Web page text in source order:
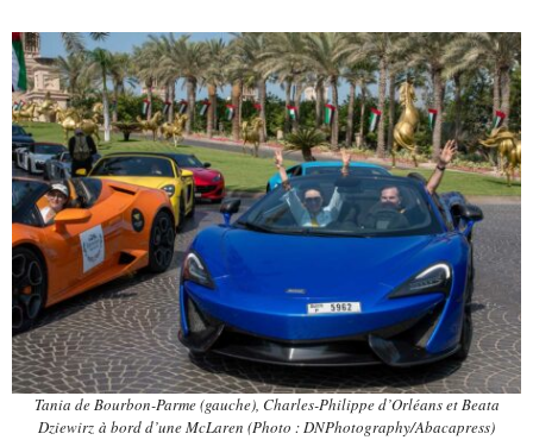
Tania de Bourbon-Parme (gauche), Charles-Philippe d’Orléans et Beata
Dziewirz à bord d’une McLaren (Photo : DNPhotography/Abacapress)